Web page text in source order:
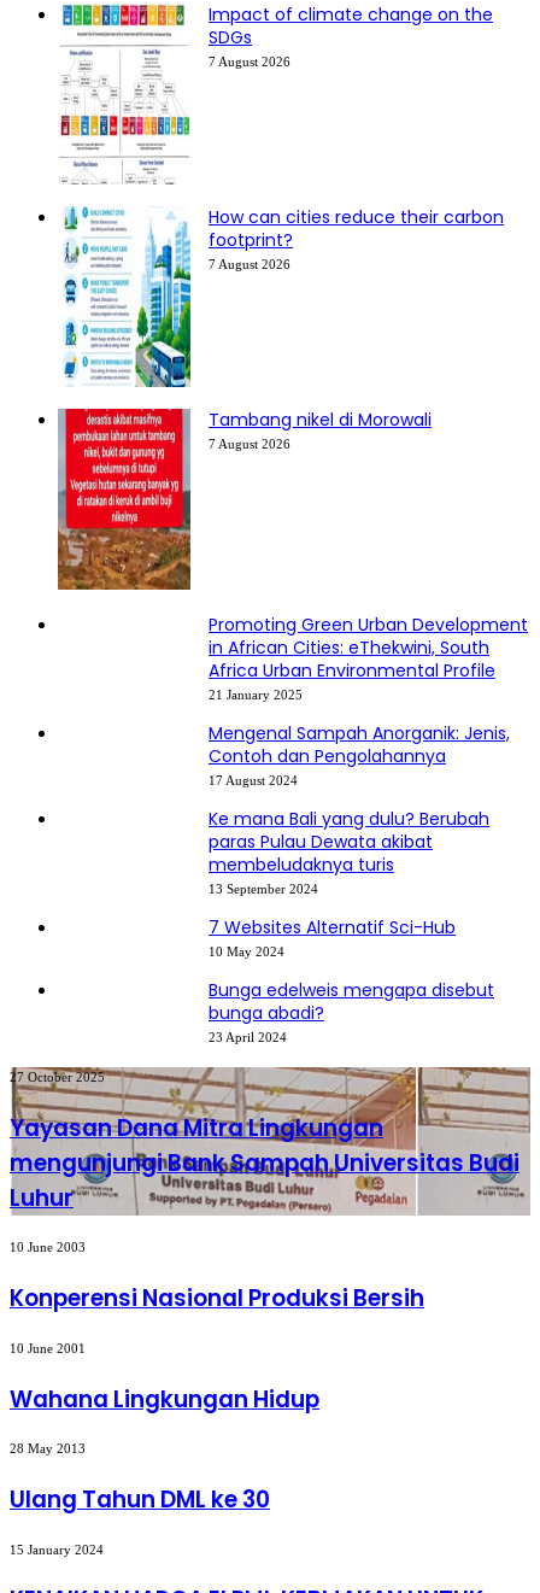
Impact of climate change on the
SDGs
7 August 2026
How can cities reduce their carbon
footprint?
7 August 2026
Tambang nikel di Morowali
7 August 2026
Promoting Green Urban Development
in African Cities: eThekwini, South
Africa Urban Environmental Profile
21 January 2025
Mengenal Sampah Anorganik: Jenis,
Contoh dan Pengolahannya
17 August 2024
Ke mana Bali yang dulu? Berubah
paras Pulau Dewata akibat
membeludaknya turis
13 September 2024
7 Websites Alternatif Sci-Hub
10 May 2024
Bunga edelweis mengapa disebut
bunga abadi?
23 April 2024
Yayasan
Dana
Mitra
Lingkungan
mengunjungi
Bank
Sampah
Budi
27 October 2025
Yayasan Dana Mitra Lingkungan
mengunjungi Bank Sampah Universitas Budi
Luhur
Konperensi
Produksi
Bersih
10 June 2003
Konperensi Nasional Produksi Bersih
Wahana
Hidup
10 June 2001
Wahana Lingkungan Hidup
Ulang
DML
ke
28 May 2013
Ulang Tahun DML ke 30
KENAIKAN
15 January 2024